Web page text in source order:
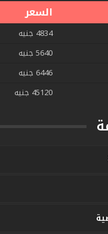
السعر
4834 جنيه
5640 جنيه
6446 جنيه
45120 جنيه